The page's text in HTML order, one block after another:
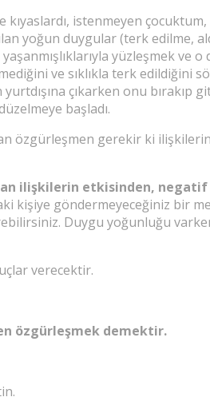
istenmeyen çocuktum,
yoğun duygular (terk edilme,
yüzleşmek ve
ve sıklıkla terk edildiğini
yurtdışına çıkarken onu bırakıp
başladı.
özgürleşmen gerekir ki
ilişkilerin etkisinden, negatif
kişiye göndermeyeceğiniz bir
Duygu yoğunluğu
verecektir.
özgürleşmek demektir.